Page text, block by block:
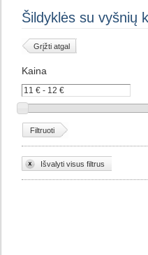
kosmetika
Šildyklės su vyšnių
Grįžti atgal
Kaina
Filtruoti
Išvalyti visus filtrus